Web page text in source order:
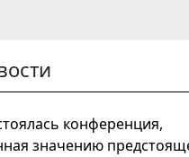
конференция,
значению